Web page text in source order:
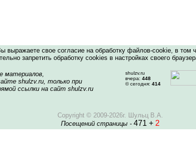
свое согласие на обработку файлов-cookie, в том
запретить обработку cookies в настройках своего
материалов,
shulzv.ru, только при
ссылки на сайт shulzv.ru
shulzv.ru
вчера: 448
© сегодня: 414
Copyright © 2009-2026г. Шульц В.А.
Посещений страницы - 471 + 2